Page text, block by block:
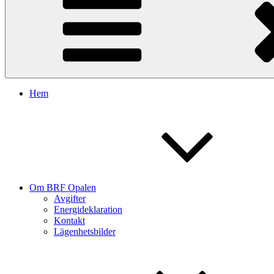
Hem
Om BRF Opalen
Avgifter
Energideklaration
Kontakt
Lägenhetsbilder